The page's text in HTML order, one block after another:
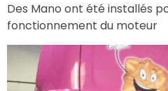
Des Mano ont été installés
fonctionnement du moteur